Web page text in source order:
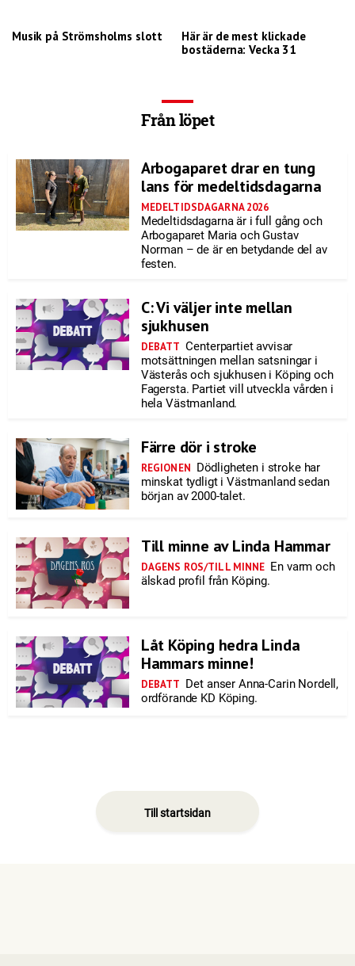
Musik på Strömsholms slott
Här är de mest klickade
bostäderna: Vecka 31
Från löpet
Arbogaparet drar en tung
lans för medeltidsdagarna
MEDELTIDSDAGARNA 2026
Medeltidsdagarna är i full gång och
Arbogaparet Maria och Gustav
Norman – de är en betydande del av
festen.
C: Vi väljer inte mellan
sjukhusen
DEBATT Centerpartiet avvisar
motsättningen mellan satsningar i
Västerås och sjukhusen i Köping och
Fagersta. Partiet vill utveckla vården i
hela Västmanland.
Färre dör i stroke
REGIONEN Dödligheten i stroke har
minskat tydligt i Västmanland sedan
början av 2000-talet.
Till minne av Linda Hammar
DAGENS ROS/TILL MINNE En varm och
älskad profil från Köping.
Låt Köping hedra Linda
Hammars minne!
DEBATT Det anser Anna-Carin Nordell,
ordförande KD Köping.
Till startsidan